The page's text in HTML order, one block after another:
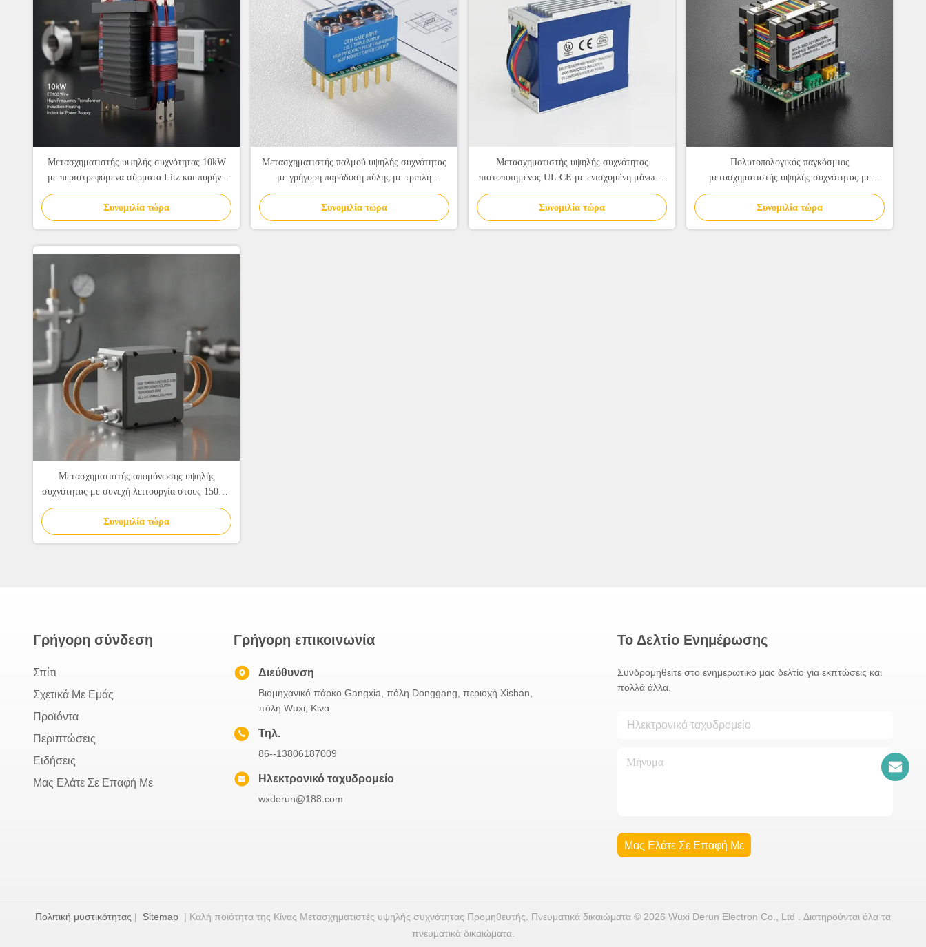
Μετασχηματιστής υψηλής συχνότητας 10kW
με περιστρεφόμενα σύρματα Litz και πυρήνα
EE100 για βιομηχανική τροφοδοσία
Συνομιλία τώρα
Μετασχηματιστής παλμού υψηλής συχνότητας
με γρήγορη παράδοση πύλης με τριπλή
απομονωμένη έξοδο και εξαιρετικά χαμηλή
χωρητικότητα ζεύξης
Συνομιλία τώρα
Μετασχηματιστής υψηλής συχνότητας
πιστοποιημένος UL CE με ενισχυμένη μόνωση
και ονομαστική ισχύ 400W για φορτιστές
ηλεκτρικών οχημάτων
Συνομιλία τώρα
Πολυτοπολογικός παγκόσμιος
μετασχηματιστής υψηλής συχνότητας με
ονομαστική ισχύ 150W και πυρήνα φεριτίνης
PC40
Συνομιλία τώρα
Μετασχηματιστής απομόνωσης υψηλής
συχνότητας με συνεχή λειτουργία στους 150°C,
μόνωση κλάσης H (180°C) και μόνωση 3000
VAC για εξοπλισμό πετρελαιοειδών οπών
Συνομιλία τώρα
Γρήγορη σύνδεση
Σπίτι
Σχετικά Με Εμάς
Προϊόντα
Περιπτώσεις
Ειδήσεις
Μας Ελάτε Σε Επαφή Με
Γρήγορη επικοινωνία
Διεύθυνση
Βιομηχανικό πάρκο Gangxia, πόλη Donggang, περιοχή Xishan,
πόλη Wuxi, Κίνα
Τηλ.
86--13806187009
Ηλεκτρονικό ταχυδρομείο
wxderun@188.com
Το Δελτίο Ενημέρωσης
Συνδρομηθείτε στο ενημερωτικό μας δελτίο για εκπτώσεις και
πολλά άλλα.
Μας Ελάτε Σε Επαφή Με
Πολιτική μυστικότητας | Sitemap | Καλή ποιότητα της Κίνας Μετασχηματιστές υψηλής συχνότητας Προμηθευτής. Πνευματικά δικαιώματα © 2026 Wuxi Derun Electron Co., Ltd . Διατηρούνται όλα τα
πνευματικά δικαιώματα.